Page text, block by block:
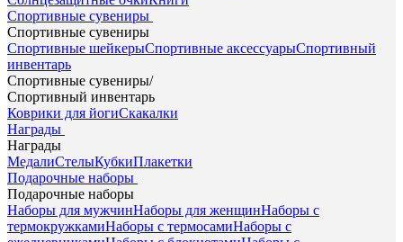
Спортивные сувениры
Спортивные сувениры
Спортивные шейкерыСпортивные аксессуарыСпортивный
инвентарь
Спортивные сувениры/
Спортивный инвентарь
Коврики для йогиСкакалки
Награды
Награды
МедалиСтелыКубкиПлакетки
Подарочные наборы
Подарочные наборы
Наборы для мужчинНаборы для женщинНаборы с
термокружкамиНаборы с термосамиНаборы с